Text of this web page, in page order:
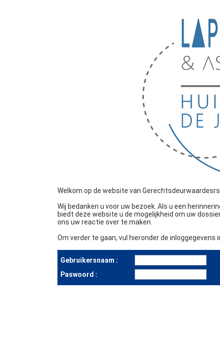
Welkom op de website van
Wij bedanken u voor uw bezoek. Als u een
biedt deze website u de mogelijkheid om uw
ons uw reactie over te maken.
Om verder te gaan, vul hieronder de
Gebruikersnaam :
Paswoord :